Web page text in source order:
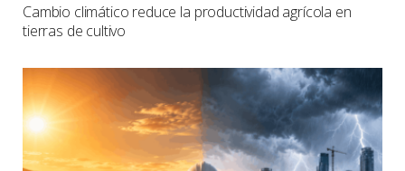
Cambio climático reduce la productividad agrícola en
tierras de cultivo